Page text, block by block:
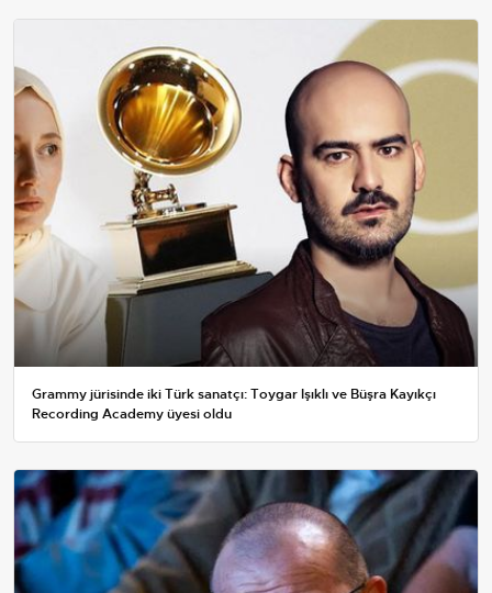
Grammy jürisinde iki Türk sanatçı: Toygar Işıklı ve Büşra Kayıkçı
Recording Academy üyesi oldu